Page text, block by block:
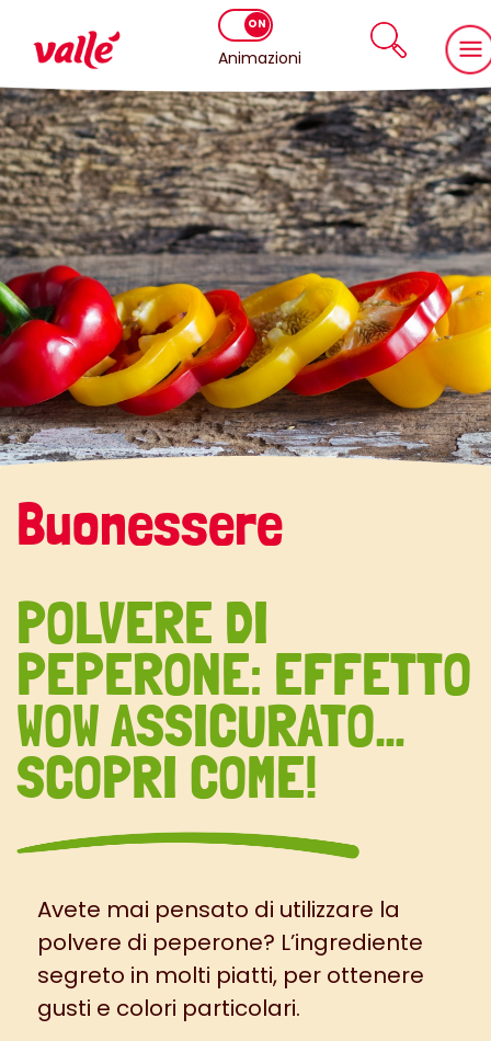
Animazioni
Buonessere
POLVERE DI
PEPERONE: EFFETTO
WOW ASSICURATO…
SCOPRI COME!
Avete mai pensato di utilizzare la
polvere di peperone? L’ingrediente
segreto in molti piatti, per ottenere
gusti e colori particolari.